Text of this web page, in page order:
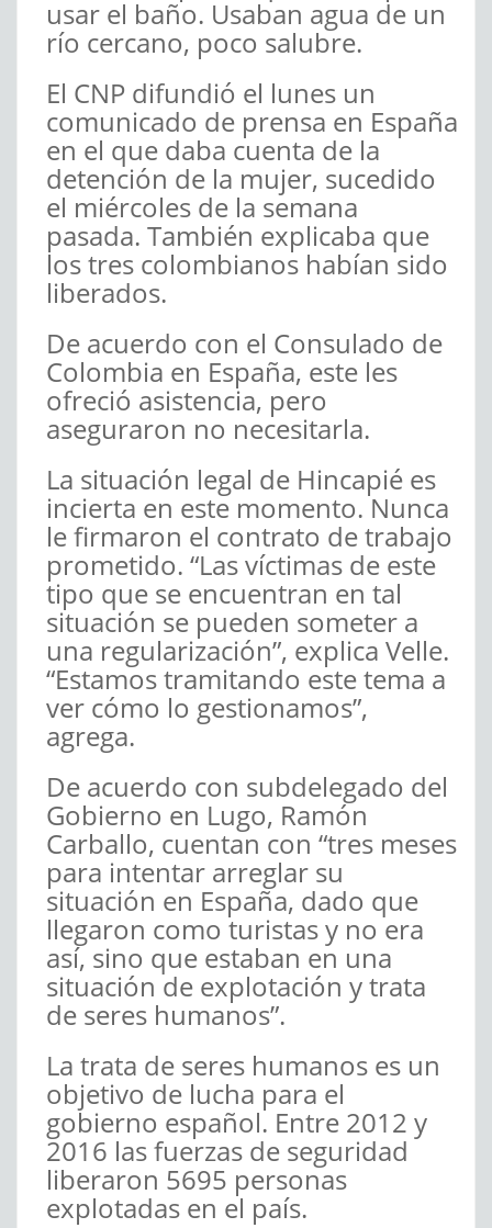
usar el baño. Usaban agua de un
río cercano, poco salubre.
El CNP difundió el lunes un
comunicado de prensa en España
en el que daba cuenta de la
detención de la mujer, sucedido
el miércoles de la semana
pasada. También explicaba que
los tres colombianos habían sido
liberados.
De acuerdo con el Consulado de
Colombia en España, este les
ofreció asistencia, pero
aseguraron no necesitarla.
La situación legal de Hincapié es
incierta en este momento. Nunca
le firmaron el contrato de trabajo
prometido. “Las víctimas de este
tipo que se encuentran en tal
situación se pueden someter a
una regularización”, explica Velle.
“Estamos tramitando este tema a
ver cómo lo gestionamos”,
agrega.
De acuerdo con subdelegado del
Gobierno en Lugo, Ramón
Carballo, cuentan con “tres meses
para intentar arreglar su
situación en España, dado que
llegaron como turistas y no era
así, sino que estaban en una
situación de explotación y trata
de seres humanos”.
La trata de seres humanos es un
objetivo de lucha para el
gobierno español. Entre 2012 y
2016 las fuerzas de seguridad
liberaron 5695 personas
explotadas en el país.